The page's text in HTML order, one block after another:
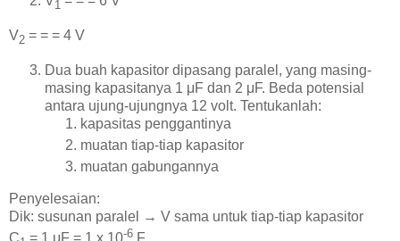
1
V2 = = = 4 V
Dua buah kapasitor dipasang paralel, yang masing-
masing kapasitanya 1 μF dan 2 μF. Beda potensial
antara ujung-ujungnya 12 volt. Tentukanlah:
kapasitas penggantinya
muatan tiap-tiap kapasitor
muatan gabungannya
Penyelesaian:
Dik: susunan paralel → V sama untuk tiap-tiap kapasitor
-6